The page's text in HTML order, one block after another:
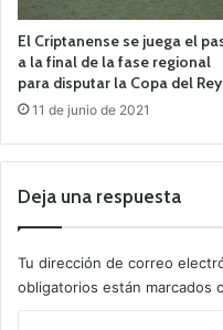
El Criptanense se juega el
a la final de la fase regional
para disputar la Copa del Rey
11 de junio de 2021
Deja una respuesta
Tu dirección de correo
obligatorios están marcados